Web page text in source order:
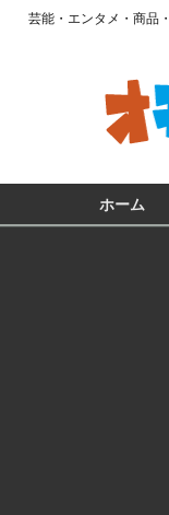
芸能・エンタメ・商品
ホーム